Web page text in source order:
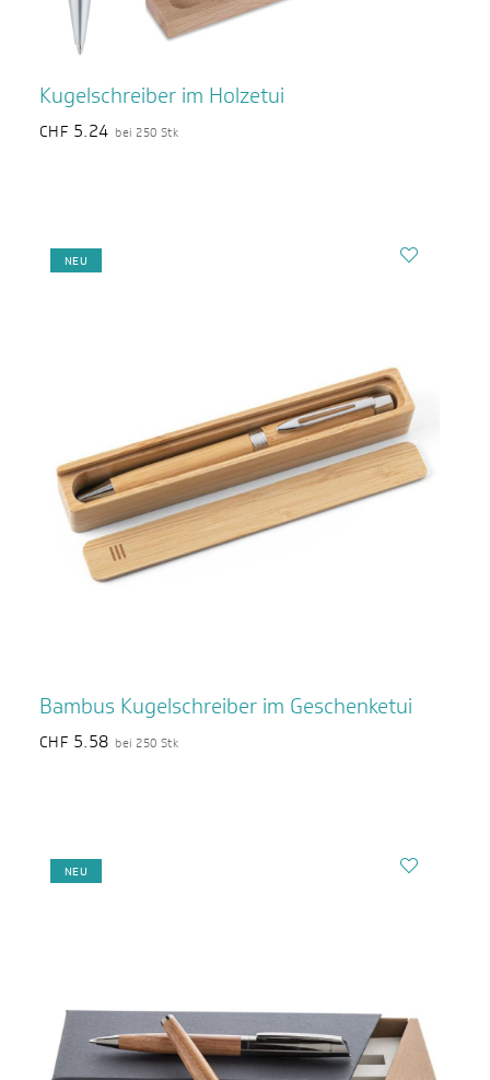
Kugelschreiber im Holzetui
CHF 5.24 bei 250 Stk
NEU
Bambus Kugelschreiber im Geschenketui
CHF 5.58 bei 250 Stk
NEU